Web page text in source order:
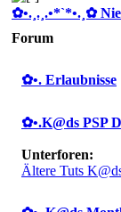
✿ •.¸.¸.•*`*•.¸✿
Forum
✿ •. Erlaubnisse
✿ •.K@ds PSP
Unterforen:
Ältere Tuts